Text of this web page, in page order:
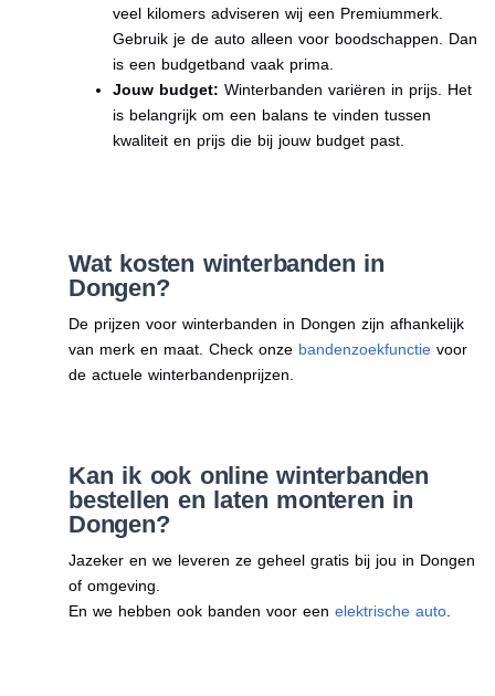
veel kilomers adviseren wij een Premiummerk.
Gebruik je de auto alleen voor boodschappen. Dan
is een budgetband vaak prima.
Jouw budget: Winterbanden variëren in prijs. Het
is belangrijk om een balans te vinden tussen
kwaliteit en prijs die bij jouw budget past.
Wat kosten winterbanden in
Dongen?
De prijzen voor winterbanden in Dongen zijn afhankelijk
van merk en maat. Check onze bandenzoekfunctievoor
de actuele winterbandenprijzen.
Kan ik ook online winterbanden
bestellen en laten monteren in
Dongen?
Jazeker en we leveren ze geheel gratis bij jou in Dongen
of omgeving.
En we hebben ook banden voor een elektrische auto.